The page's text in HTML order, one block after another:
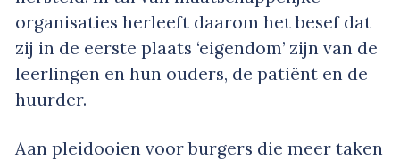
organisaties herleeft daarom het besef dat
zij in de eerste plaats ‘eigendom’ zijn van de
leerlingen en hun ouders, de patiënt en de
huurder.
Aan pleidooien voor burgers die meer taken